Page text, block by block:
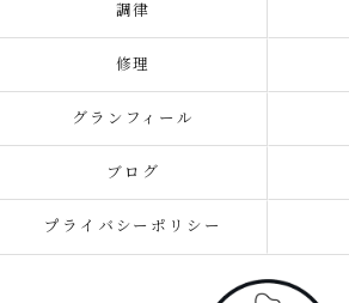
調律
修理
グランフィール
ブログ
プライバシーポリシー